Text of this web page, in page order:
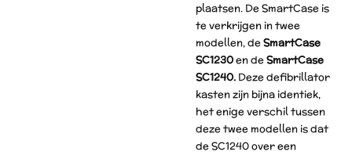
plaatsen. De SmartCase is
te verkrijgen in twee
modellen, deSmartCase
SC1230en deSmartCase
SC1240. Deze defibrillator
kasten zijn bijna identiek,
het enige verschil tussen
deze twee modellen is dat
de SC1240 over een